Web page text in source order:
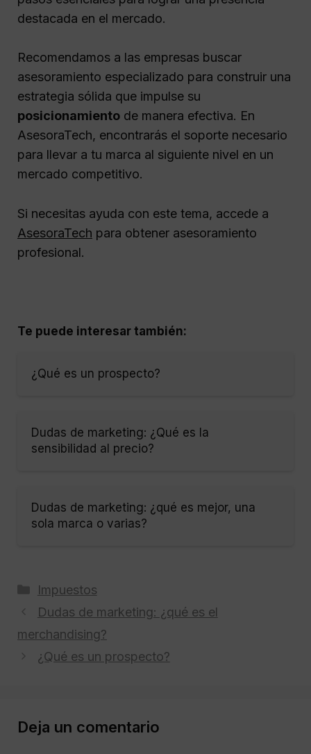
destacada en el mercado.
Recomendamos a las empresas buscar
asesoramiento especializado para construir una
estrategia sólida que impulse su
posicionamiento de manera efectiva. En
AsesoraTech, encontrarás el soporte necesario
para llevar a tu marca al siguiente nivel en un
mercado competitivo.
Si necesitas ayuda con este tema, accede a
AsesoraTech para obtener asesoramiento
profesional.
Te puede interesar también:
¿Qué es un prospecto?
Dudas de marketing: ¿Qué es la
sensibilidad al precio?
Dudas de marketing: ¿qué es mejor, una
sola marca o varias?
Categorías
Impuestos
Dudas de marketing: ¿qué es el
merchandising?
¿Qué es un prospecto?
Deja un comentario